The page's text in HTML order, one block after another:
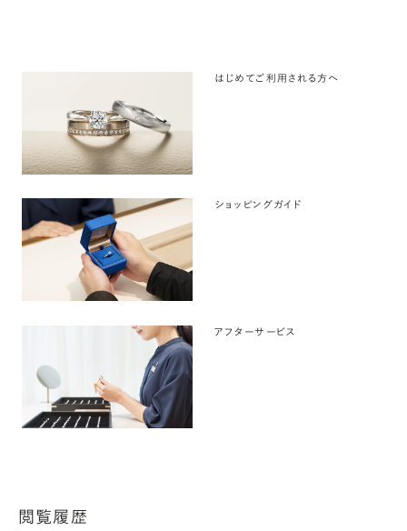
はじめてご利用される方へ
ショッピングガイド
アフターサービス
閲覧履歴